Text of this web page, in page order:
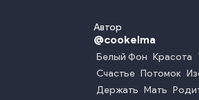
Автор
@cookelma
Белый Фон Красота
Счастье Потомок
Держать Мать